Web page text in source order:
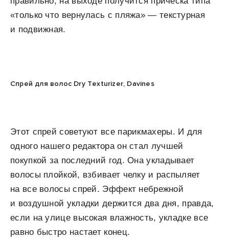
«только что вернулась с пляжа» — текстурная
и подвижная.
Спрей для волос Dry Texturizer, Davines
Этот спрей советуют все парикмахеры. И для
одного нашего редактора он стал лучшей
покупкой за последний год. Она укладывает
волосы плойкой, взбивает челку и распыляет
на все волосы спрей. Эффект небрежной
и воздушной укладки держится два дня, правда,
если на улице высокая влажность, укладке все
равно быстро настает конец.